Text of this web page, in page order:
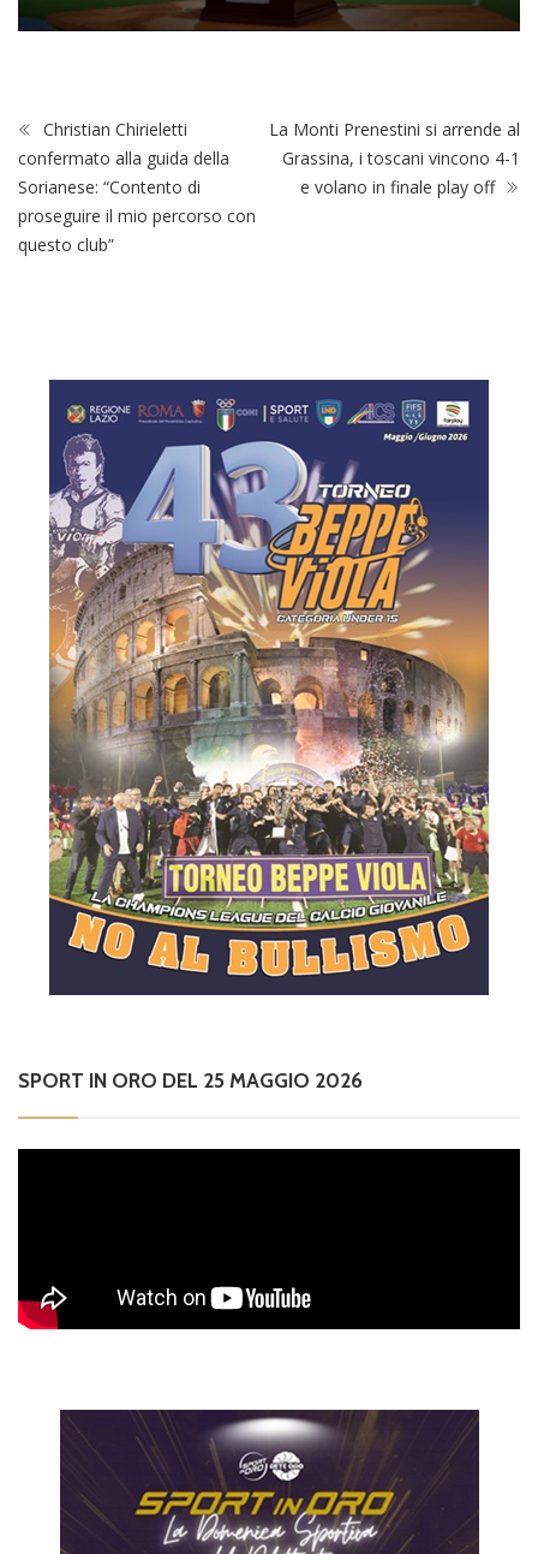
Christian Chirieletti
confermato alla guida della
Sorianese: “Contento di
proseguire il mio percorso con
questo club”
La Monti Prenestini si arrende al
Grassina, i toscani vincono 4-1
e volano in finale play off
SPORT IN ORO DEL 25 MAGGIO 2026